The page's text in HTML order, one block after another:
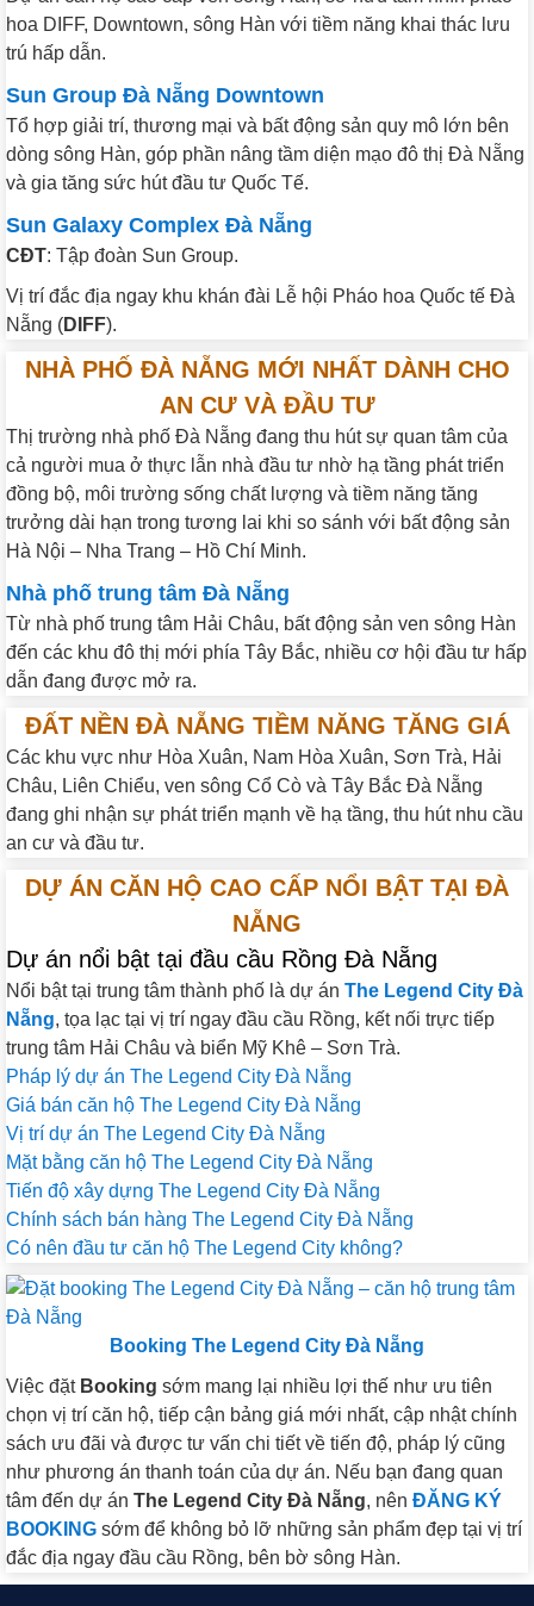
hoa DIFF, Downtown, sông Hàn với tiềm năng khai thác lưu
trú hấp dẫn.
Sun Group Đà Nẵng Downtown
Tổ hợp giải trí, thương mại và bất động sản quy mô lớn bên
dòng sông Hàn, góp phần nâng tầm diện mạo đô thị Đà Nẵng
và gia tăng sức hút đầu tư Quốc Tế.
Sun Galaxy Complex Đà Nẵng
CĐT: Tập đoàn Sun Group.
Vị trí đắc địa ngay khu khán đài Lễ hội Pháo hoa Quốc tế Đà
Nẵng (DIFF).
NHÀ PHỐ ĐÀ NẴNG MỚI NHẤT DÀNH CHO
AN CƯ VÀ ĐẦU TƯ
Thị trường nhà phố Đà Nẵng đang thu hút sự quan tâm của
cả người mua ở thực lẫn nhà đầu tư nhờ hạ tầng phát triển
đồng bộ, môi trường sống chất lượng và tiềm năng tăng
trưởng dài hạn trong tương lai khi so sánh với bất động sản
Hà Nội – Nha Trang – Hồ Chí Minh.
Nhà phố trung tâm Đà Nẵng
Từ nhà phố trung tâm Hải Châu, bất động sản ven sông Hàn
đến các khu đô thị mới phía Tây Bắc, nhiều cơ hội đầu tư hấp
dẫn đang được mở ra.
ĐẤT NỀN ĐÀ NẴNG TIỀM NĂNG TĂNG GIÁ
Các khu vực như Hòa Xuân, Nam Hòa Xuân, Sơn Trà, Hải
Châu, Liên Chiểu, ven sông Cổ Cò và Tây Bắc Đà Nẵng
đang ghi nhận sự phát triển mạnh về hạ tầng, thu hút nhu cầu
an cư và đầu tư.
DỰ ÁN CĂN HỘ CAO CẤP NỔI BẬT TẠI ĐÀ
NẴNG
Dự án nổi bật tại đầu cầu Rồng Đà Nẵng
Nổi bật tại trung tâm thành phố là dự án The Legend City Đà
Nẵng, tọa lạc tại vị trí ngay đầu cầu Rồng, kết nối trực tiếp
trung tâm Hải Châu và biển Mỹ Khê – Sơn Trà.
Pháp lý dự án The Legend City Đà Nẵng
Giá bán căn hộ The Legend City Đà Nẵng
Vị trí dự án The Legend City Đà Nẵng
Mặt bằng căn hộ The Legend City Đà Nẵng
Tiến độ xây dựng The Legend City Đà Nẵng
Chính sách bán hàng The Legend City Đà Nẵng
Có nên đầu tư căn hộ The Legend City không?
Booking The Legend City Đà Nẵng
Việc đặt Booking sớm mang lại nhiều lợi thế như ưu tiên
chọn vị trí căn hộ, tiếp cận bảng giá mới nhất, cập nhật chính
sách ưu đãi và được tư vấn chi tiết về tiến độ, pháp lý cũng
như phương án thanh toán của dự án. Nếu bạn đang quan
tâm đến dự án The Legend City Đà Nẵng, nên ĐĂNG KÝ
BOOKING sớm để không bỏ lỡ những sản phẩm đẹp tại vị trí
đắc địa ngay đầu cầu Rồng, bên bờ sông Hàn.